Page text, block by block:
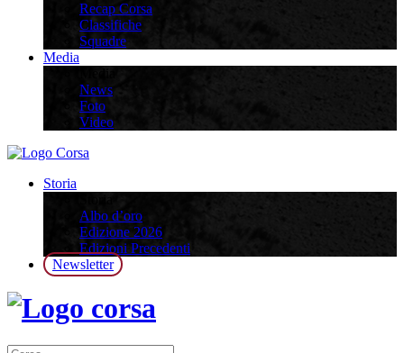
Recap Corsa
Classifiche
Squadre
Media
News
Foto
Video
Storia
Albo d’oro
Edizione 2026
Edizioni Precedenti
Newsletter